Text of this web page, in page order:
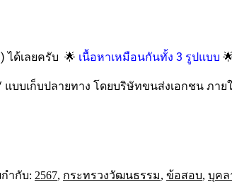
ได้เลยครับ 🌟 เนื้อหาเหมือนกันทั้ง 3 รูปแบบ
บบเก็บปลายทาง โดยบริษัทขนส่งเอกชน ภา
ำกับ: 2567, กระทรวงวัฒนธรรม, ข้อสอบ, บุคล